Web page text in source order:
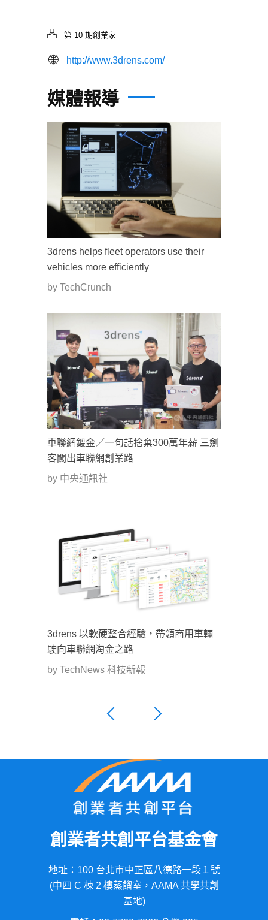
第 10 期創業家
http://www.3drens.com/
媒體報導
3drens helps fleet operators use their
vehicles more efficiently
by TechCrunch
車聯網鍍金／一句話捨棄300萬年薪 三劍
客闖出車聯網創業路
by 中央通訊社
3drens 以軟硬整合經驗，帶領商用車輛
駛向車聯網淘金之路
by TechNews 科技新報
創業者共創平台基金會
地址：100 台北市中正區八德路一段１號
(中四 C 棟 2 樓蒸餾室，AAMA 共學共創
基地)